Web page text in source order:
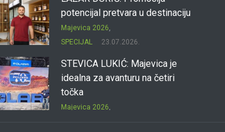
potencijal pretvara u destinaciju
Majevica 2026
SPECIJAL
23.07.2026.
STEVICA LUKIĆ: Majevica je
idealna za avanturu na četiri
točka
Majevica 2026